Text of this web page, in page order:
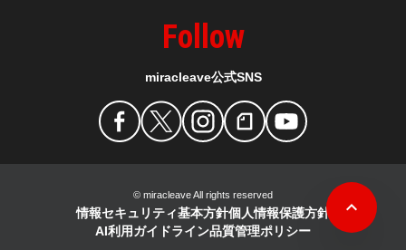
Follow
miracleave公式SNS
© miracleave All rights reserved
情報セキュリティ基本方針個人情報保護方針
AI利用ガイドライン品質管理ポリシー
keyboard_arrow_up